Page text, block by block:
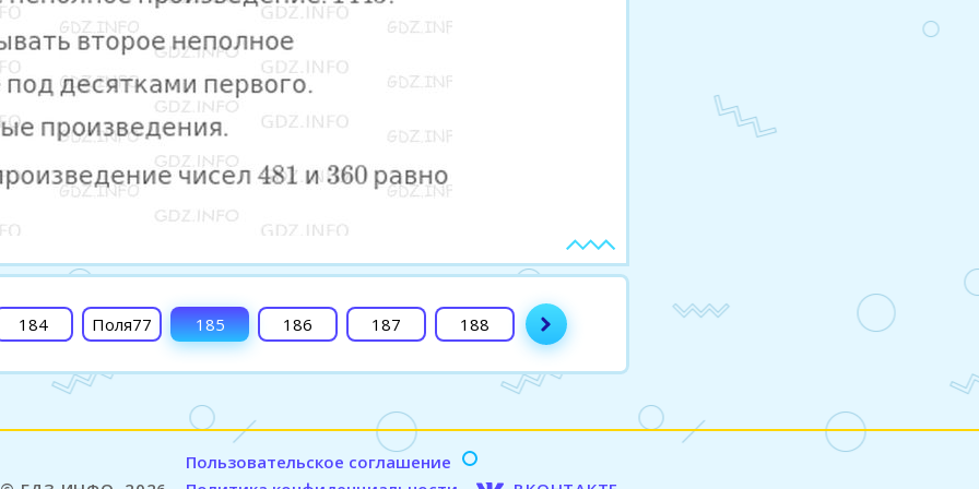
184 Поля77 185 186 187 188
Пользовательское соглашение